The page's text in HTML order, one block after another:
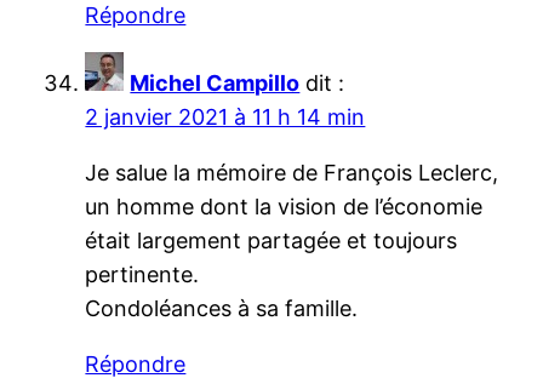
Répondre
Michel Campillo dit :
2 janvier 2021 à 11 h 14 min
Je salue la mémoire de François Leclerc,
un homme dont la vision de l’économie
était largement partagée et toujours
pertinente.
Condoléances à sa famille.
Répondre